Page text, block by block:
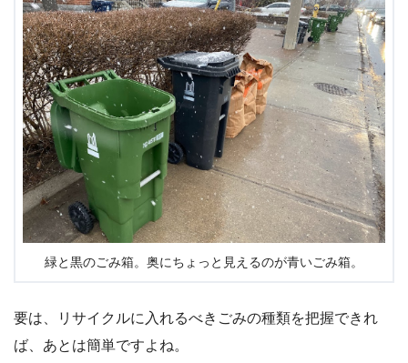
緑と黒のごみ箱。奥にちょっと見えるのが青いごみ箱。
要は、リサイクルに入れるべきごみの種類を把握できれ
ば、あとは簡単ですよね。